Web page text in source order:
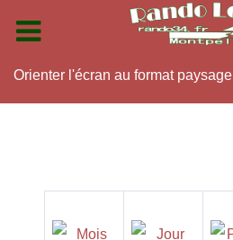
Orienter l'écran au format paysage